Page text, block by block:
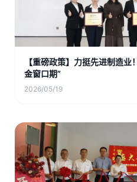
【重磅政策】力挺先进制造
金窗口期”
2026/05/19